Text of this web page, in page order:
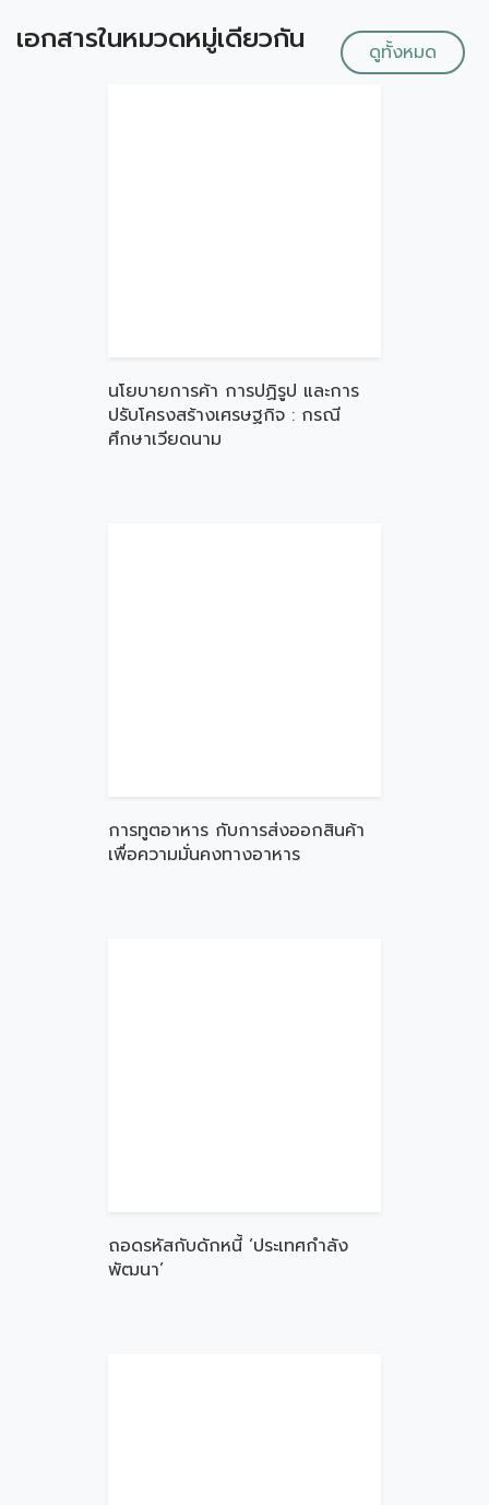
เอกสารในหมวดหมู่เดียวกัน ดูทั้งหมด
นโยบายการค้า การปฏิรูป และการ
ปรับโครงสร้างเศรษฐกิจ : กรณี
ศึกษาเวียดนาม
การทูตอาหาร กับการส่งออกสินค้า
เพื่อความมั่นคงทางอาหาร
ถอดรหัสกับดักหนี้ ‘ประเทศกำลัง
พัฒนา’